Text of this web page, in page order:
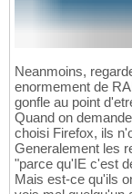
Neanmoins,
enormement de
gonfle au point
Quand on
choisi Firefox, ils
Generalement les
"parce qu'IE c'est
Mais est-ce qu'ils